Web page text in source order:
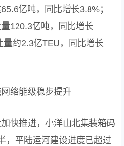
亿吨，同比增长3.8%；
120.3亿吨，同比增长
约2.3亿TEU，同比增长
络能级稳步提升
推进，小洋山北集装箱码
，平陆运河建设进度已超过